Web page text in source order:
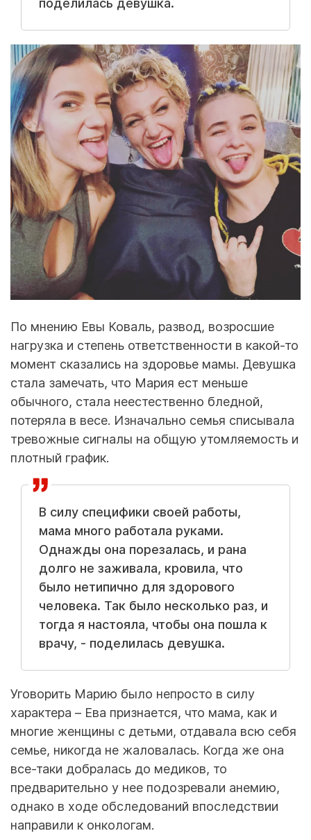
По мнению Евы Коваль, развод, возросшие
нагрузка и степень ответственности в какой-то
момент сказались на здоровье мамы. Девушка
стала замечать, что Мария ест меньше
обычного, стала неестественно бледной,
потеряла в весе. Изначально семья списывала
тревожные сигналы на общую утомляемость и
плотный график.
В силу специфики своей работы,
мама много работала руками.
Однажды она порезалась, и рана
долго не заживала, кровила, что
было нетипично для здорового
человека. Так было несколько раз, и
тогда я настояла, чтобы она пошла к
врачу, - поделилась девушка.
Уговорить Марию было непросто в силу
характера – Ева признается, что мама, как и
многие женщины с детьми, отдавала всю себя
семье, никогда не жаловалась. Когда же она
все-таки добралась до медиков, то
предварительно у нее подозревали анемию,
однако в ходе обследований впоследствии
направили к онкологам.